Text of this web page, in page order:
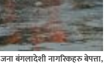
एक हजार ८४८ प्रहरीहरु
बंगलादेशी नागरिकहरु बेपत्ता,